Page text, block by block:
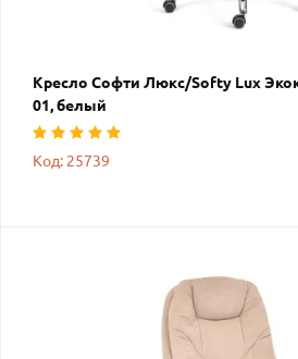
Кресло Софти Люкс/Softy Lux
01, белый
Код: 25739